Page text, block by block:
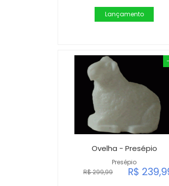
Lançamento
Presépio
Ovelha - Presépio
R$ 299,99 R$